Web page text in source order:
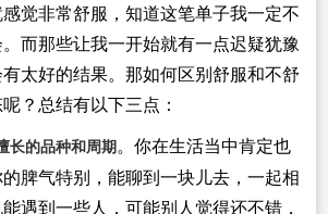
觉非常舒服，知道这笔单子我一定不
而那些让我一开始就有一点迟疑犹豫
太好的结果。那如何区别舒服和不舒
？总结有以下三点：
长的品种和周期。你在生活当中肯定也
脾气特别，能聊到一块儿去，一起相
遇到一些人，可能别人觉得还不错，